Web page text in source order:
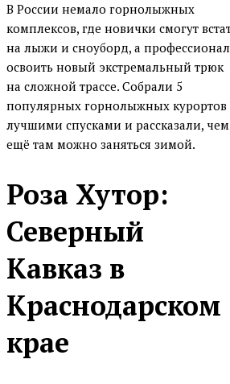
В России немало горнолыжных
комплексов, где новички смогут
на лыжи и сноуборд, а
освоить новый экстремальный трюк
на сложной трассе. Собрали 5
популярных горнолыжных курортов
лучшими спусками и рассказали, чем
ещё там можно заняться зимой.
Роза Хутор:
Северный
Кавказ в
Краснодарском
крае